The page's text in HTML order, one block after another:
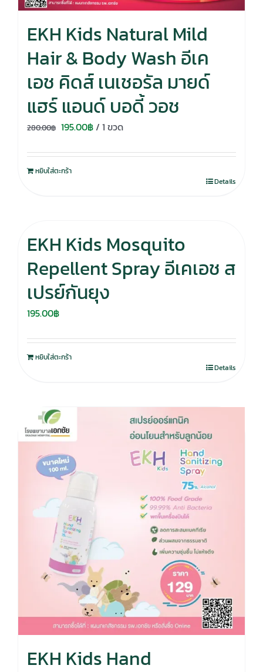
EKH Kids Natural Mild
Hair & Body Wash อีเค
เอช คิดส์ เนเชอรัล มายด์
แฮร์ แอนด์ บอดี้ วอช
280.00฿ Original
was:
280.00฿.
195.00฿Current
is:
/ 1 ขวด
หยิบใส่ตะกร้า
Details
EKH Kids Mosquito
Repellent Spray อีเคเอช ส
เปรย์กันยุง
195.00฿
หยิบใส่ตะกร้า
Details
EKH Kids Hand